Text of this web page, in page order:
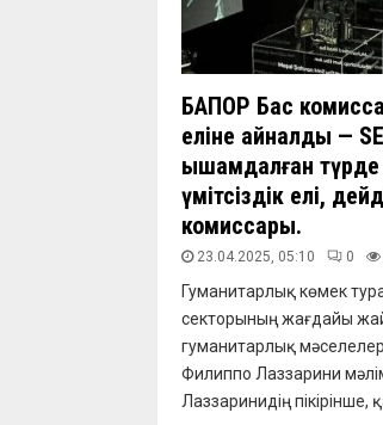
БАПОР Бас
еліне айналды —
ықшамдалған
үмітсіздік елі,
комиссары.
23.04.2025, 05:10 0
Гуманитарлық көмек
секторының жағдайы
гуманитарлық
Филиппо Лаззарини
Лаззаринидің пікірінше,